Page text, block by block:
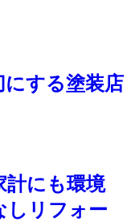
する塗装店
計にも環境
しリフォー